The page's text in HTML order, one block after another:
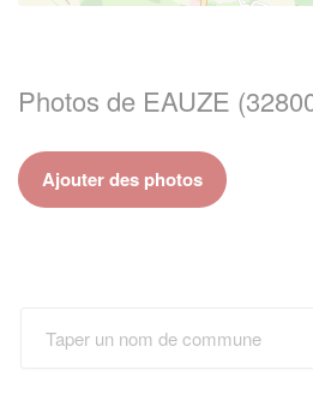
Photos de EAUZE
Ajouter des photos